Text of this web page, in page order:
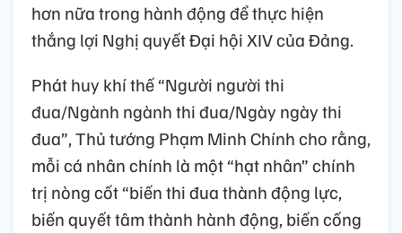
hơn nữa trong hành động để thực hiện
thắng lợi Nghị quyết Đại hội XIV của Đảng.
Phát huy khí thế “Người người thi
đua/Ngành ngành thi đua/Ngày ngày thi
đua”, Thủ tướng Phạm Minh Chính cho rằng,
mỗi cá nhân chính là một “hạt nhân” chính
trị nòng cốt “biến thi đua thành động lực,
biến quyết tâm thành hành động, biến cống